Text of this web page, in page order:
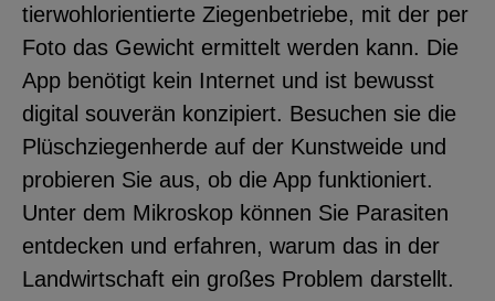
tierwohlorientierte Ziegenbetriebe, mit der per
Foto das Gewicht ermittelt werden kann. Die
App benötigt kein Internet und ist bewusst
digital souverän konzipiert. Besuchen sie die
Plüschziegenherde auf der Kunstweide und
probieren Sie aus, ob die App funktioniert.
Unter dem Mikroskop können Sie Parasiten
entdecken und erfahren, warum das in der
Landwirtschaft ein großes Problem darstellt.